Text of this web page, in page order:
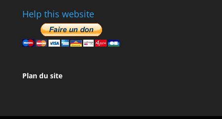
Help this website
Plan du site